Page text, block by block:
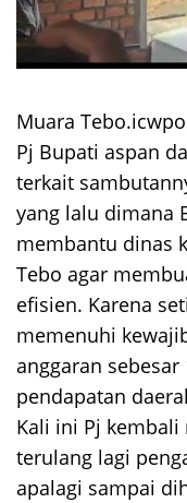
Muara
Pj Bupati aspan
terkait
yang lalu dimana
membantu dinas
Tebo agar
efisien. Karena
memenuhi
anggaran
pendapatan
Kali ini Pj kembali
terulang lagi
apalagi sampai